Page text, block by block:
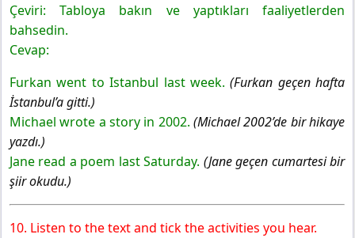
Çeviri: Tabloya bakın ve yaptıkları faaliyetlerden
bahsedin.
Cevap:
Furkan went to Istanbul last week.(Furkan geçen hafta
İstanbul’a gitti.)
Michael wrote a story in 2002. (Michael 2002’de bir hikaye
yazdı.)
Jane read a poem last Saturday. (Jane geçen cumartesi bir
şiir okudu.)
10. Listen to the text and tick the activities you hear.